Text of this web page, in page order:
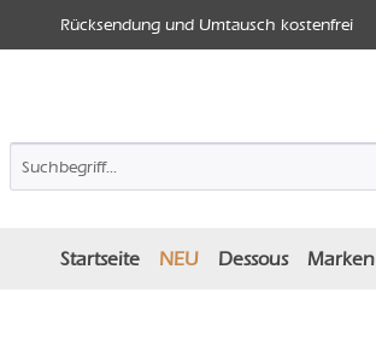
Rücksendung und Umtausch kostenfrei
Startseite NEU Dessous Marken